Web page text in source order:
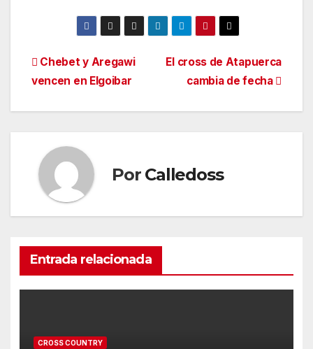
Navegación
El cross de Atapuerca
cambia de fecha
Chebet y Aregawi
vencen en Elgoibar
Por Calledoss
Entrada relacionada
CROSS COUNTRY